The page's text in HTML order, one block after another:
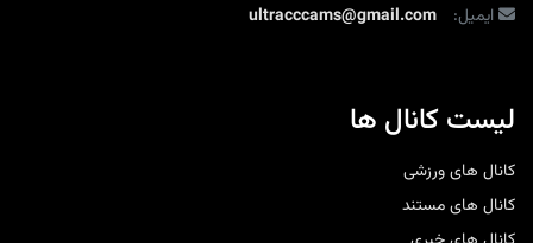
ایمیل:
ultracccams@gmail.com
لیست کانال ها
کانال های ورزشی
کانال های مستند